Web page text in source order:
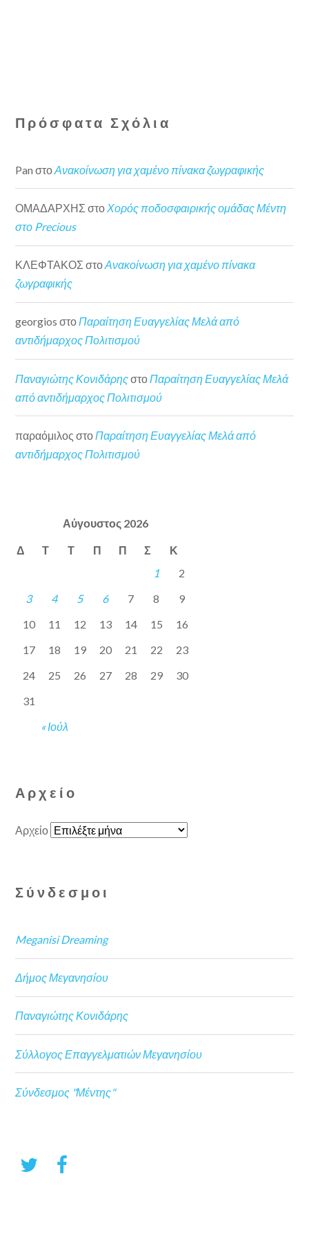
Πρόσφατα Σχόλια
Pan στοΑνακοίνωση για χαμένο πίνακα ζωγραφικής
ΟΜΑΔΑΡΧΗΣ στοΧορός ποδοσφαιρικής ομάδας Μέντη
στο Precious
ΚΛΕΦΤΑΚΟΣ στοΑνακοίνωση για χαμένο πίνακα
ζωγραφικής
georgios στοΠαραίτηση Ευαγγελίας Μελά από
αντιδήμαρχος Πολιτισμού
Παναγιώτης Κονιδάρηςστο Παραίτηση Ευαγγελίας Μελά
από αντιδήμαρχος Πολιτισμού
παραόμιλος στοΠαραίτηση Ευαγγελίας Μελά από
αντιδήμαρχος Πολιτισμού
Αύγουστος 2026
Δ Τ Τ Π Π Σ Κ
« Ιούλ
1
2
3
4 5 6 7 8
9
10
11 12 13 14 15
16
17
18 19 20 21 22
23
24
25 26 27 28 29
30
31
Αρχείο
Αρχείο
Σύνδεσμοι
Meganisi Dreaming
Δήμος Μεγανησίου
Παναγιώτης Κονιδάρης
Σύλλογος Επαγγελματιών Μεγανησίου
Σύνδεσμος "Μέντης"